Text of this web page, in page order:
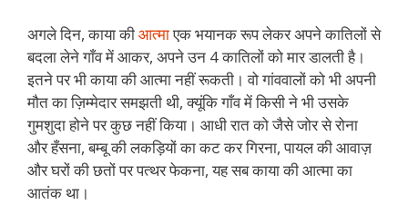
अगले दिन, काया कीआत्माएक भयानक रूप लेकर अपने कातिलों से
बदला लेने गाँव में आकर, अपने उन 4 कातिलों को मार डालती है।
इतने पर भी काया की आत्मा नहीं रूकती। वो गांववालों को भी अपनी
मौत का ज़िम्मेदार समझती थी, क्यूंकि गाँव में किसी ने भी उसके
गुमशुदा होने पर कुछ नहीं किया। आधी रात को जैसे जोर से रोना
और हँसना, बम्बू की लकड़ियों का कट कर गिरना, पायल की आवाज़
और घरों की छतों पर पत्थर फेकना, यह सब काया की आत्मा का
आतंक था।